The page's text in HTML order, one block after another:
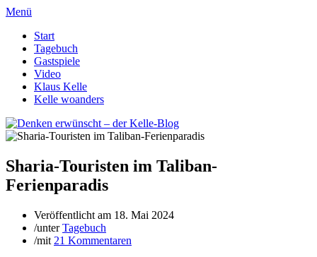
Menü
Start
Tagebuch
Gastspiele
Video
Klaus Kelle
Kelle woanders
Sharia-Touristen im Taliban-
Ferienparadis
Veröffentlicht am 18. Mai 2024
/unterTagebuch
/mit 21 Kommentaren